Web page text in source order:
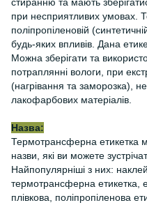
при несприятливих умовах.
поліпропіленовій
будь-яких впливів. Дана
Можна зберігати та
потраплянні вологи, при
(нагрівання та заморозка),
лакофарбових матеріалів.
Назва:
Термотрансферна етикетка
назви, які ви можете
Найпопулярніші з них:
термотрансферна етикетка,
плівкова, поліпропіленова